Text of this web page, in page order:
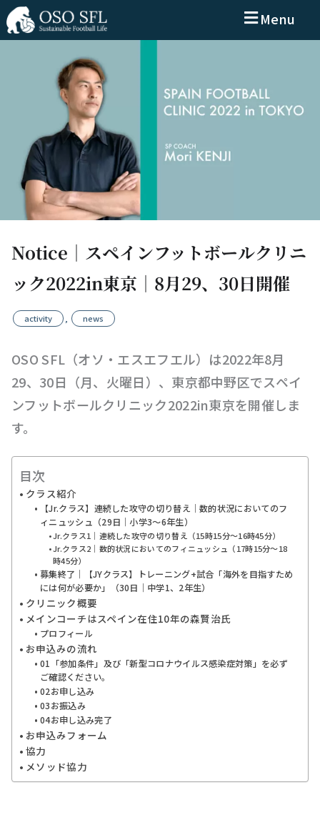
Menu
Notice｜スペインフットボールクリニ
ック2022in東京｜8月29、30日開催
activity news
OSO SFL（オソ・エスエフエル）は2022年8月
29、30日（月、火曜日）、東京都中野区でスペイ
ンフットボールクリニック2022in東京を開催しま
す。
目次
クラス紹介
【Jr.クラス】連続した攻守の切り替え｜数的状況においてのフ
ィニュッシュ（29日｜小学3〜6年生）
Jr.クラス1｜連続した攻守の切り替え（15時15分〜16時45分）
Jr.クラス2｜数的状況においてのフィニュッシュ（17時15分〜18
時45分）
募集終了｜【JYクラス】トレーニング+試合「海外を目指すため
には何が必要か」（30日｜中学1、2年生）
クリニック概要
メインコーチはスペイン在住10年の森賢治氏
プロフィール
お申込みの流れ
01「参加条件」及び「新型コロナウイルス感染症対策」を必ず
ご確認ください。
02お申し込み
03お振込み
04お申し込み完了
お申込みフォーム
協力
メソッド協力